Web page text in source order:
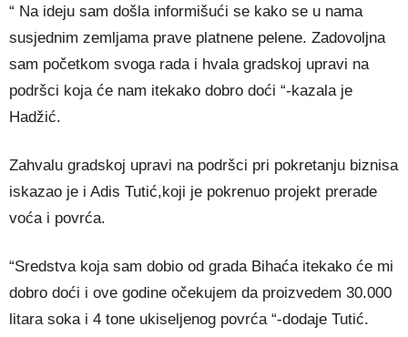
“ Na ideju sam došla informišući se kako se u nama
susjednim zemljama prave platnene pelene. Zadovoljna
sam početkom svoga rada i hvala gradskoj upravi na
podršci koja će nam itekako dobro doći “-kazala je
Hadžić.
Zahvalu gradskoj upravi na podršci pri pokretanju biznisa
iskazao je i Adis Tutić,koji je pokrenuo projekt prerade
voća i povrća.
“Sredstva koja sam dobio od grada Bihaća itekako će mi
dobro doći i ove godine očekujem da proizvedem 30.000
litara soka i 4 tone ukiseljenog povrća “-dodaje Tutić.